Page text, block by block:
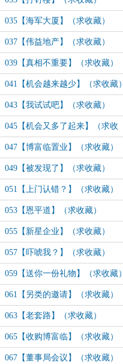
035【海军大厦】（求收藏）
037【伟益地产】（求收藏）
039【真相不重要】（求收藏）
041【机会越来越少】（求收藏）
043【我试试吧】（求收藏）
045【机会又多了起来】（求收
藏）
047【博富临置业】（求收藏）
049【被发现了】（求收藏）
051【上门认错？】（求收藏）
053【恩平道】（求收藏）
055【新星企业】（求收藏）
057【吓唬我？】（求收藏）
059【送你一份礼物】（求收藏）
061【另类的邀请】（求收藏）
063【老套路】（求收藏）
065【收购博富临】（求收藏）
067【董事局会议】（求收藏）